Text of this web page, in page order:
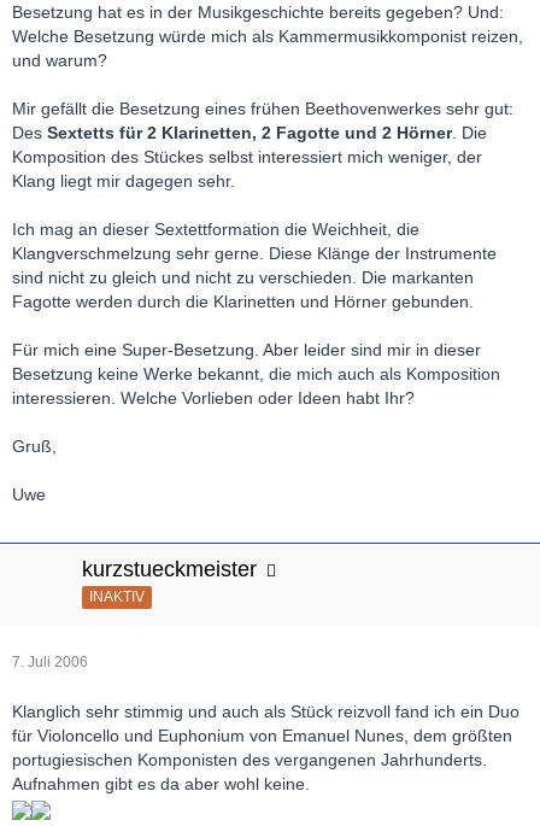
Besetzung hat es in der Musikgeschichte bereits gegeben? Und:
Welche Besetzung würde mich als Kammermusikkomponist reizen,
und warum?
Mir gefällt die Besetzung eines frühen Beethovenwerkes sehr gut:
Des Sextetts für 2 Klarinetten, 2 Fagotte und 2 Hörner. Die
Komposition des Stückes selbst interessiert mich weniger, der
Klang liegt mir dagegen sehr.
Ich mag an dieser Sextettformation die Weichheit, die
Klangverschmelzung sehr gerne. Diese Klänge der Instrumente
sind nicht zu gleich und nicht zu verschieden. Die markanten
Fagotte werden durch die Klarinetten und Hörner gebunden.
Für mich eine Super-Besetzung. Aber leider sind mir in dieser
Besetzung keine Werke bekannt, die mich auch als Komposition
interessieren. Welche Vorlieben oder Ideen habt Ihr?
Gruß,
Uwe
kurzstueckmeister
INAKTIV
7. Juli 2006
Klanglich sehr stimmig und auch als Stück reizvoll fand ich ein Duo
für Violoncello und Euphonium von Emanuel Nunes, dem größten
portugiesischen Komponisten des vergangenen Jahrhunderts.
Aufnahmen gibt es da aber wohl keine.